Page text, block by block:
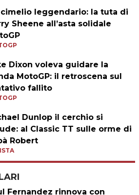
cimelio leggendario: la tuta di
Sheene all’asta solidale
Dixon voleva guidare la
MotoGP: il retroscena sul
fallito
Dunlop il cerchio si
al Classic TT sulle orme di
Robert
Fernandez rinnova con